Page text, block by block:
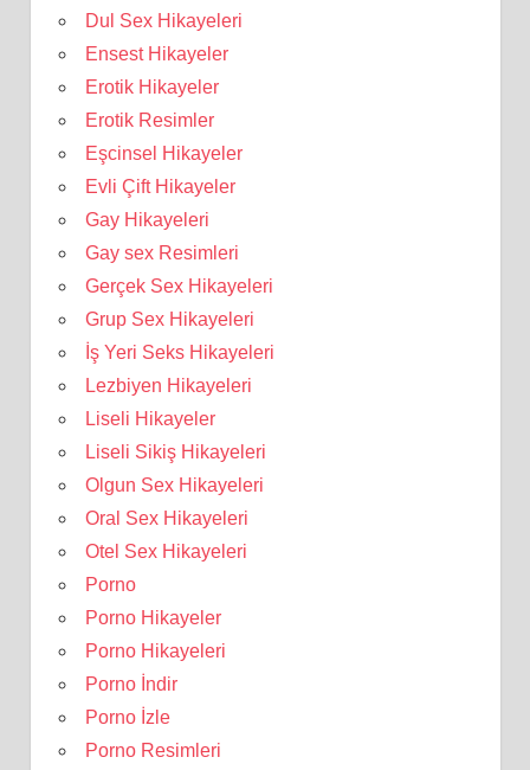
Dul Sex Hikayeleri
Ensest Hikayeler
Erotik Hikayeler
Erotik Resimler
Eşcinsel Hikayeler
Evli Çift Hikayeler
Gay Hikayeleri
Gay sex Resimleri
Gerçek Sex Hikayeleri
Grup Sex Hikayeleri
İş Yeri Seks Hikayeleri
Lezbiyen Hikayeleri
Liseli Hikayeler
Liseli Sikiş Hikayeleri
Olgun Sex Hikayeleri
Oral Sex Hikayeleri
Otel Sex Hikayeleri
Porno
Porno Hikayeler
Porno Hikayeleri
Porno İndir
Porno İzle
Porno Resimleri